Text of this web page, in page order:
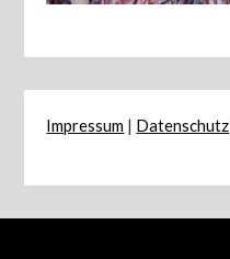
Impressum | Datenschutz